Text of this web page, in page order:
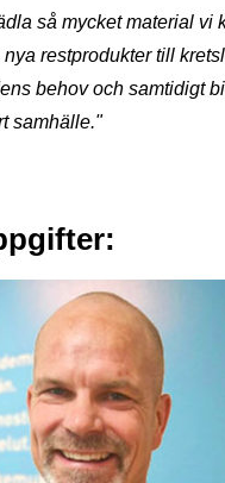
så mycket material vi
restprodukter till
behov och samtidigt
samhälle."